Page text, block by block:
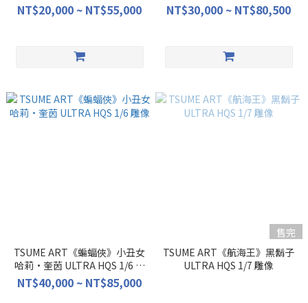
NT$20,000 ~ NT$55,000 NT$30,000 ~ NT$80,500
TSUME ART《蝙蝠俠》小丑女
哈莉·奎茵 ULTRA HQS 1/6 雕
NT$40,000 ~ NT$85,000
售完
TSUME ART《航海王》黑鬍子
ULTRA HQS 1/7 雕像